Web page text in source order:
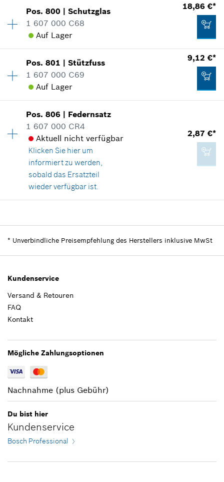
Pos.800 |Schutzglas
1 607 000 C68
Auf Lager
18,86 €*
Preisgruppe:29
Ersatzteilinformationen
18,86 €*
*Unverbindliche Preisempfehlung des
Pos.801 |Stützfuss
1 607 000 C69
Auf Lager
9,12 €*
Verfügbarkeit 1
Preisgruppe:23
Ersatzteilinformationen
Verwendungsnachweis
In Darstellung zeigen
9,12 €*
Herstellers inklusive MwSt
Pos.806 | Federnsatz
1 607 000 CR4
Aktuell nicht verfügbar
Klicken Sie hier um
informiert zu werden,
sobald das Ersatzteil
wieder verfügbar ist.
2,87 €*
Preisgruppe:15
Ersatzteilinformationen
Herstellers inklusive MwSt
Zum Warenkorb hinzufügen
* Unverbindliche Preisempfehlung des Herstellers inklusive MwSt
Kundenservice
Versand & Retouren
FAQ
Kontakt
Mögliche Zahlungsoptionen
Nachnahme (plus Gebühr)
Du bist hier
Kundenservice
Bosch Professional